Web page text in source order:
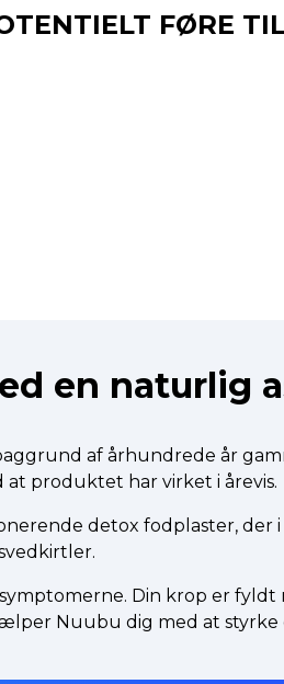
FØRE
en naturlig
af århundrede år
produktet har virket i årevis.
detox fodplaster, der
Din krop er
Nuubu dig med at styrke